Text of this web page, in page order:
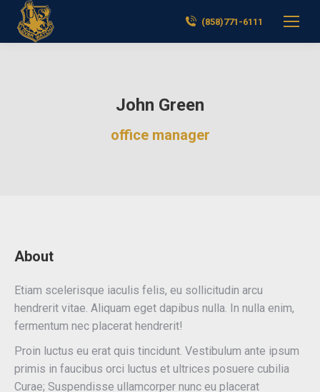
(858)771-6111
John Green
office manager
About
Etiam scelerisque iaculis felis, eu sollicitudin arcu
hendrerit vitae. Aliquam eget dapibus nulla. In nulla enim,
fermentum nec placerat hendrerit!
Proin luctus eu erat quis tincidunt. Vestibulum ante ipsum
primis in faucibus orci luctus et ultrices posuere cubilia
Curae; Suspendisse ullamcorper nunc eu placerat